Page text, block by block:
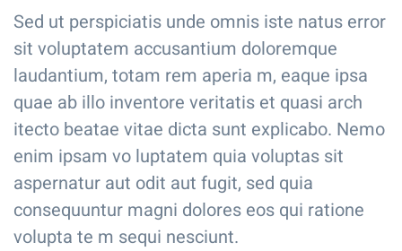
Sed ut perspiciatis unde omnis iste natus error
sit voluptatem accusantium doloremque
laudantium, totam rem aperia m, eaque ipsa
quae ab illo inventore veritatis et quasi arch
itecto beatae vitae dicta sunt explicabo. Nemo
enim ipsam vo luptatem quia voluptas sit
aspernatur aut odit aut fugit, sed quia
consequuntur magni dolores eos qui ratione
volupta te m sequi nesciunt.